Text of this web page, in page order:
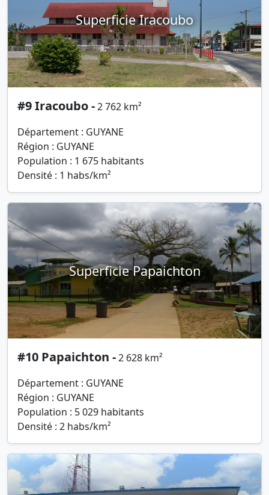
Superficie Iracoubo
#9 Iracoubo -2 762 km²
Département : GUYANE
Région : GUYANE
Population : 1 675 habitants
Densité : 1 habs/km²
Superficie Papaichton
#10 Papaichton -2 628 km²
Département : GUYANE
Région : GUYANE
Population : 5 029 habitants
Densité : 2 habs/km²